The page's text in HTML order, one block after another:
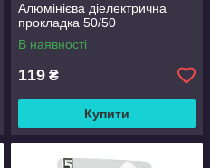
Алюмінієва діелектрична
прокладка 50/50
В наявності
119 ₴
Купити